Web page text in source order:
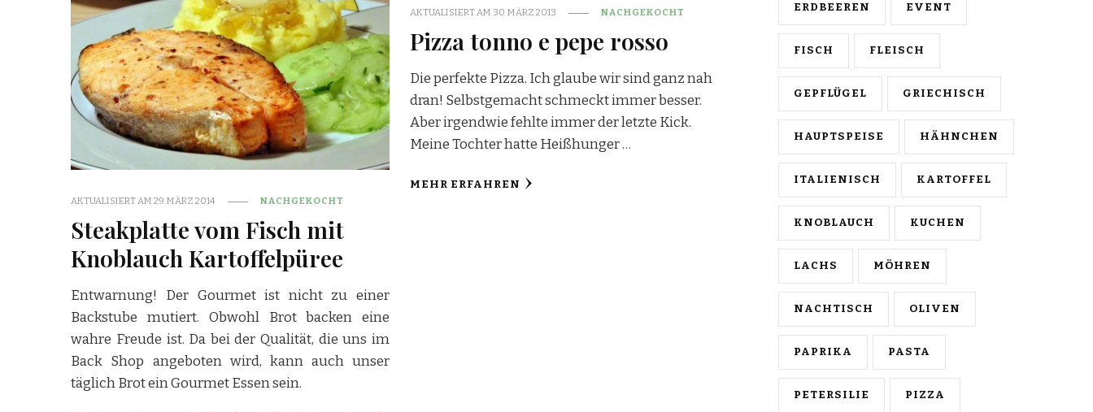
AKTUALISIERT AM29. MÄRZ 2014 NACHGEKOCHT
Steakplatte vom Fisch mit
Knoblauch Kartoffelpüree
Entwarnung! Der Gourmet ist nicht zu einer
Backstube mutiert. Obwohl Brot backen eine
wahre Freude ist. Da bei der Qualität, die uns im
Back Shop angeboten wird, kann auch unser
täglich Brot ein Gourmet Essen sein.
AKTUALISIERT AM 30. MÄRZ 2013 NACHGEKOCHT
Pizza tonno e pepe rosso
Die perfekte Pizza. Ich glaube wir sind ganz nah
dran! Selbstgemacht schmeckt immer besser.
Aber irgendwie fehlte immer der letzte Kick.
Meine Tochter hatte Heißhunger …
MEHR ERFAHREN
ERDBEEREN EVENT
FISCH FLEISCH
GEPFLÜGEL GRIECHISCH
HAUPTSPEISE HÄHNCHEN
ITALIENISCH KARTOFFEL
KNOBLAUCH KUCHEN
LACHS MÖHREN
NACHTISCH OLIVEN
PAPRIKA PASTA
PETERSILIE PIZZA